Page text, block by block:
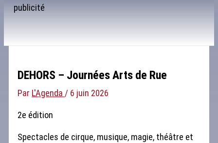
publicité
DEHORS – Journées Arts de Rue
Par L'Agenda / 6 juin 2026
2e édition
Spectacles de cirque, musique, magie, théâtre et